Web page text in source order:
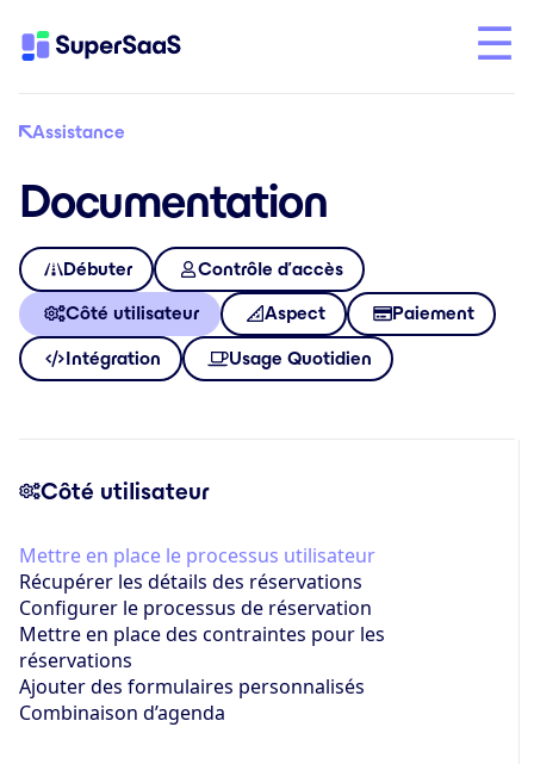
Assistance
Documentation
Débuter Contrôle d’accès
Côté utilisateur Aspect Paiement
Intégration Usage Quotidien
Côté utilisateur
Mettre en place le processus utilisateur
Récupérer les détails des réservations
Configurer le processus de réservation
Mettre en place des contraintes pour les
réservations
Ajouter des formulaires personnalisés
Combinaison d’agenda